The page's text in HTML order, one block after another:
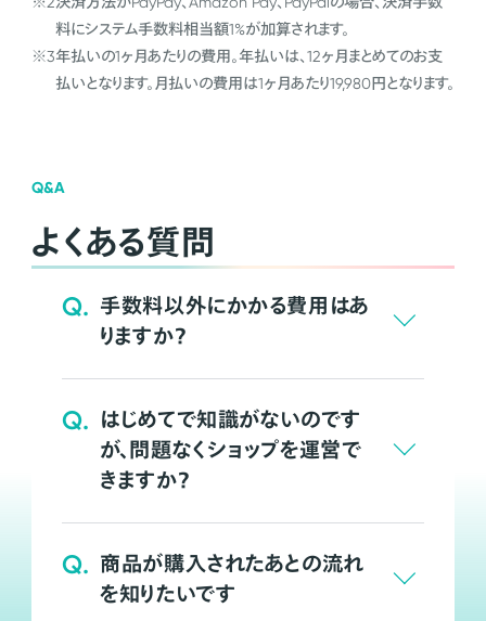
料にシステム手数料相当額1%が加算されます。
※3年払いの1ヶ月あたりの費用。年払いは、12ヶ月まとめてのお支
払いとなります。月払いの費用は1ヶ月あたり19,980円となります。
Q&A
よくある質問
Q. 手数料以外にかかる費用はあ
りますか？
Q. はじめてで知識がないのです
が、問題なくショップを運営で
きますか？
Q. 商品が購入されたあとの流れ
を知りたいです